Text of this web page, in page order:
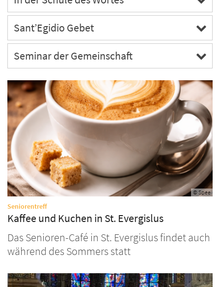
Sant’Egidio Gebet
Seminar der Gemeinschaft
© Spee
Seniorentreff:
Kaffee und Kuchen in St. Evergislus
Das Senioren-Café in St. Evergislus findet auch
während des Sommers statt